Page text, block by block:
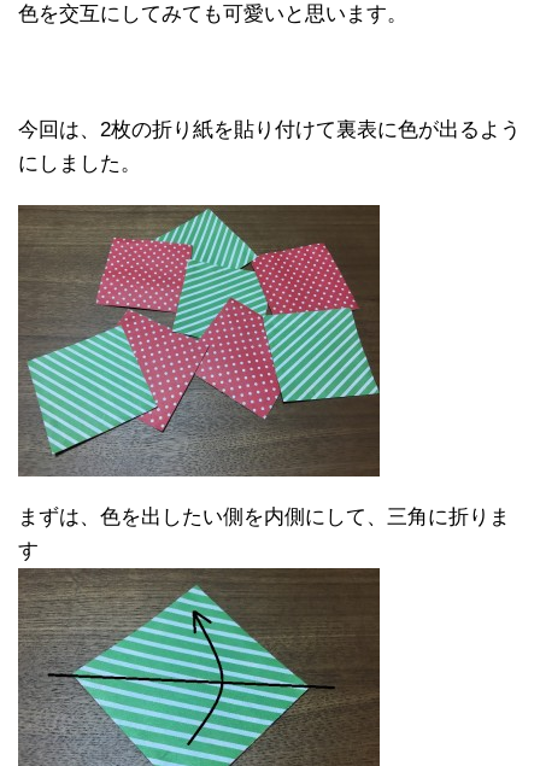
色を交互にしてみても可愛いと思います。
今回は、2枚の折り紙を貼り付けて裏表に色が出るよう
にしました。
まずは、色を出したい側を内側にして、三角に折りま
す